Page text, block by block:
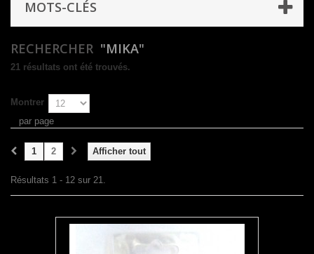
MOTS-CLÉS
RECHERCHER "MIKA"
21 résultats ont été trouvés.
Montrer
par page
Afficher tout
1 2
Résultats 1 - 12 sur 21.